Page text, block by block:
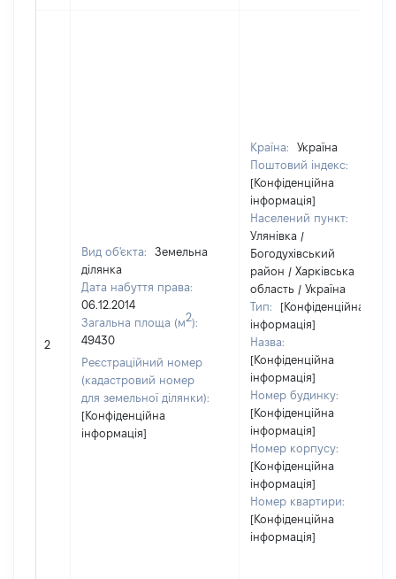
2
Вид об'єкта:
Земельна
ділянка
Дата набуття права:
06.12.2014
Загальна площа (м2):
49430
Реєстраційний номер
(кадастровий номер
для земельної ділянки):
[Конфіденційна
інформація]
Країна:
Україна
Поштовий індекс:
[Конфіденційна
інформація]
Населений пункт:
Улянівка /
Богодухівський
район / Харківська
область / Україна
Тип:
[Конфіденційна
інформація]
Назва:
[Конфіденційна
інформація]
Номер будинку:
[Конфіденційна
інформація]
Номер корпусу:
[Конфіденційна
інформація]
Номер квартири:
[Конфіденційна
інформація]